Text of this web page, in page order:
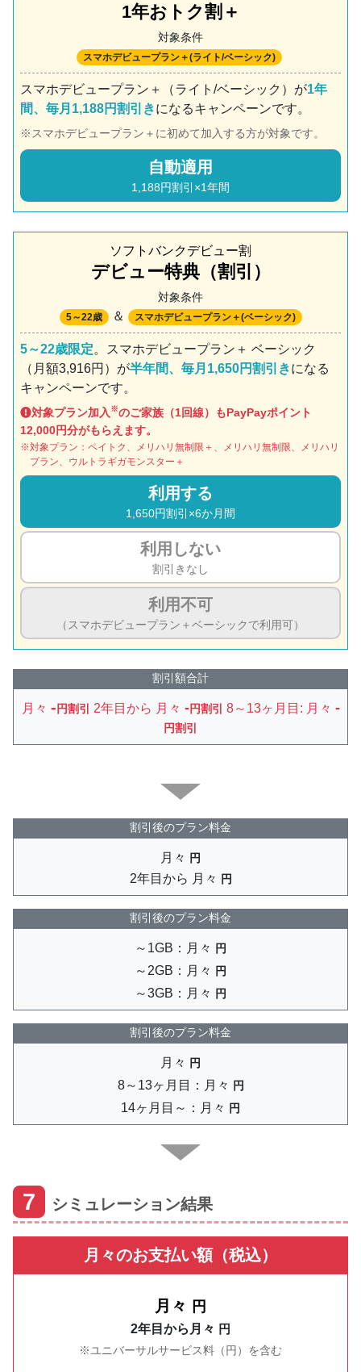
1年おトク割＋
対象条件
スマホデビュープラン＋(ライト/ベーシック)
スマホデビュープラン＋（ライト/ベーシック）が1年
間、毎月1,188円割引きになるキャンペーンです。
スマホデビュープラン＋に初めて加入する方が対象です。
自動適用
1,188円割引×1年間
ソフトバンクデビュー割
デビュー特典（割引）
対象条件
5～22歳 ＆ スマホデビュープラン＋(ベーシック)
5～22歳限定。スマホデビュープラン＋ ベーシック
（月額3,916円）が半年間、毎月1,650円割引きになる
キャンペーンです。
対象プラン加入 ※のご家族（1回線）もPayPayポイント
12,000円分がもらえます。
対象プラン：ペイトク、メリハリ無制限＋、メリハリ無制限、メリハリ
プラン、ウルトラギガモンスター＋
利用する
1,650円割引×6か月間
利用しない
割引きなし
利用不可
（スマホデビュープラン＋ベーシックで利用可）
割引額合計
月々 -円割引 2年目から 月々 -円割引 8～13ヶ月目: 月々 -
円割引
割引後のプラン料金
月々 円
2年目から 月々 円
割引後のプラン料金
～1GB：月々 円
～2GB：月々 円
～3GB：月々 円
割引後のプラン料金
月々 円
8～13ヶ月目：月々 円
14ヶ月目～：月々 円
7 シミュレーション結果
月々のお支払い額（税込）
月々 円
2年目から月々 円
ユニバーサルサービス料（ 円）を含む